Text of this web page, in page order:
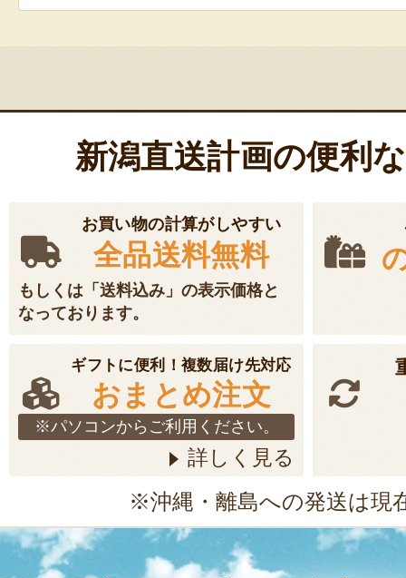
新潟直送計画の便利
お買い物の計算がしやすい
全品送料無料
もしくは「送料込み」の表示価格と
なっております。
ギフトに便利！複数届け先対応
おまとめ注文
※パソコンからご利用ください。
詳しく見る
※沖縄・離島への発送は現